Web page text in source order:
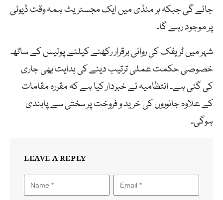
جائے گی جبکہ ہر منڈی میں ایک مجسٹریٹ ہمہ وقت ڈیوٹی
پر موجود رہے گا۔
شہر میں ٹریفک کی روانی برقرار رکھنے کیلئے پولیس کے ساتھ
خصوصی حکمت عملی ترتیب دینے کی ہدایت بھی جاری
کی گئی ہے۔ انتظامیہ نے خبردار کیا ہے کہ مقررہ مقامات
کے علاوہ جانوروں کی خرید و فروخت پر سختی سے پابندی
ہوگی۔
LEAVE A REPLY